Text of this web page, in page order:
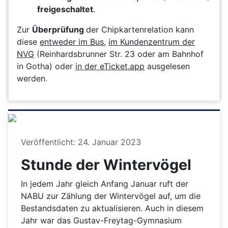
freigeschaltet.
Zur Überprüfung der Chipkartenrelation kann
diese entweder im Bus, im Kundenzentrum der
NVG (Reinhardsbrunner Str. 23 oder am Bahnhof
in Gotha) oder in der eTicket.app ausgelesen
werden.
Details
Veröffentlicht: 24. Januar 2023
Stunde der Wintervögel
In jedem Jahr gleich Anfang Januar ruft der
NABU zur Zählung der Wintervögel auf, um die
Bestandsdaten zu aktualisieren. Auch in diesem
Jahr war das Gustav-Freytag-Gymnasium